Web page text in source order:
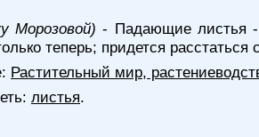
Морозовой) - Падающие листья -
теперь; придется
Растительный мир,
листья.